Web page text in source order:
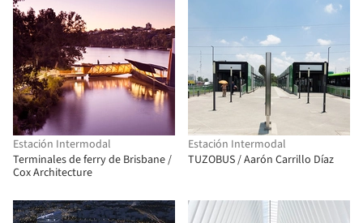
Estación Intermodal
Terminales de ferry de Brisbane /
Cox Architecture
Estación Intermodal
TUZOBUS / Aarón Carrillo Díaz